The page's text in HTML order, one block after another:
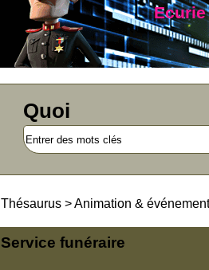
Quoi
Thésaurus >Animation &
Service funéraire